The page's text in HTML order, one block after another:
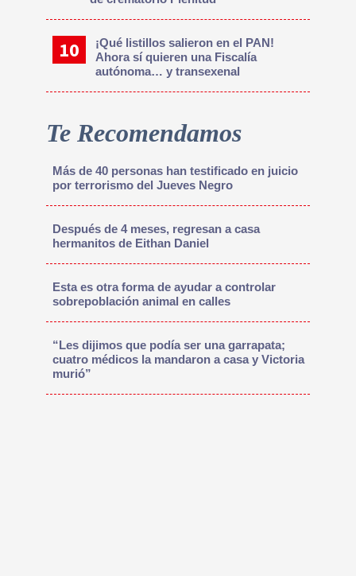
¡Qué listillos salieron en el PAN!
Ahora sí quieren una Fiscalía
autónoma… y transexenal
Te Recomendamos
Más de 40 personas han testificado en juicio
por terrorismo del Jueves Negro
Después de 4 meses, regresan a casa
hermanitos de Eithan Daniel
Esta es otra forma de ayudar a controlar
sobrepoblación animal en calles
“Les dijimos que podía ser una garrapata;
cuatro médicos la mandaron a casa y Victoria
murió”